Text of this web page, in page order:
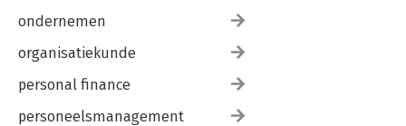
ondernemen
organisatiekunde
personal finance
personeelsmanagement